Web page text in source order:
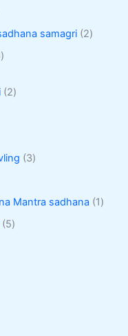
sadhana samagri 2
2
3
Mantra sadhana 1
5